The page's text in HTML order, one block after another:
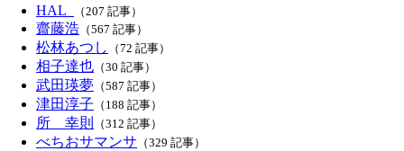
HAL_ （207 記事）
齋藤浩 （567 記事）
松林あつし （72 記事）
相子達也 （30 記事）
武田瑛夢 （587 記事）
津田淳子 （188 記事）
所 幸則 （312 記事）
べちおサマンサ （329 記事）